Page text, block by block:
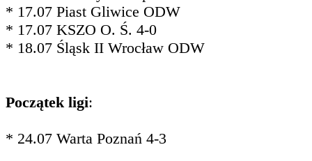
* 17.07 Piast Gliwice ODW
* 17.07 KSZO O. Ś. 4-0
* 18.07 Śląsk II Wrocław ODW
Początek ligi:
* 24.07 Warta Poznań 4-3